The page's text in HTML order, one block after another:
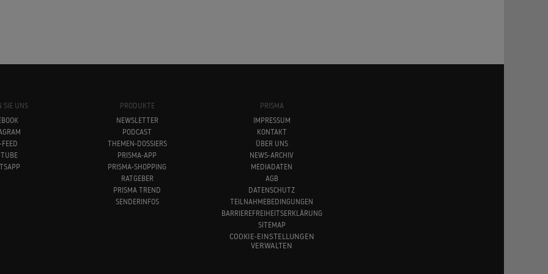
SIE UNS
FEED
PRODUKTE
NEWSLETTER
PODCAST
THEMEN-DOSSIERS
PRISMA-APP
PRISMA-SHOPPING
RATGEBER
PRISMA TREND
SENDERINFOS
PRISMA
IMPRESSUM
KONTAKT
ÜBER UNS
NEWS-ARCHIV
MEDIADATEN
AGB
DATENSCHUTZ
TEILNAHMEBEDINGUNGEN
BARRIEREFREIHEITSERKLÄRUNG
SITEMAP
COOKIE-EINSTELLUNGEN
VERWALTEN